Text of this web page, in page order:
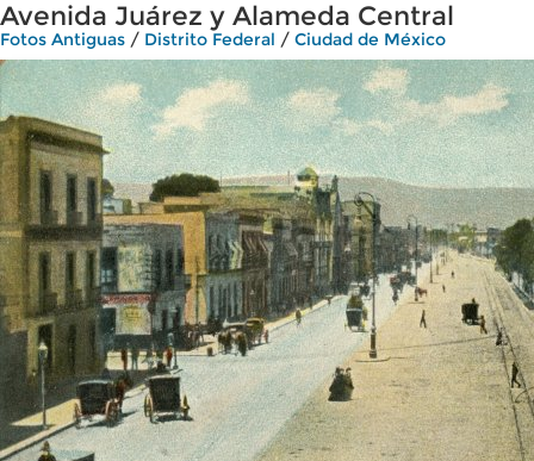
Avenida Juárez y Alameda Central
Fotos Antiguas / Distrito Federal / Ciudad de México